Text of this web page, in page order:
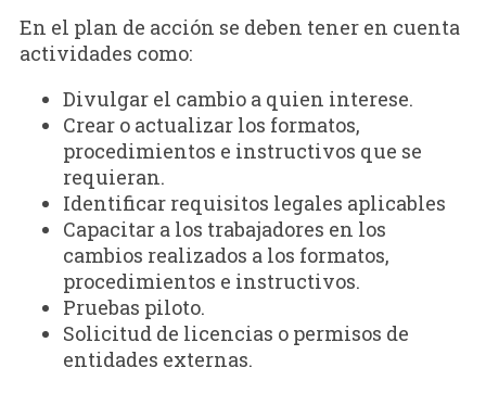
En el plan de acción se deben tener en cuenta
actividades como:
Divulgar el cambio a quien interese.
Crear o actualizar los formatos,
procedimientos e instructivos que se
requieran.
Identificar requisitos legales aplicables
Capacitar a los trabajadores en los
cambios realizados a los formatos,
procedimientos e instructivos.
Pruebas piloto.
Solicitud de licencias o permisos de
entidades externas.